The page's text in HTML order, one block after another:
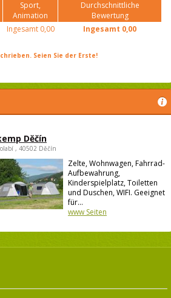
Sport,
Animation
Durchschnittliche
Bewertung
Ingesamt0,00 Ingesamt 0,00
Seien Sie der Erste!
Děčín
, 40502 Děčín
Zelte, Wohnwagen, Fahrrad-
Aufbewahrung,
Kinderspielplatz, Toiletten
und Duschen, WIFI. Geeignet
für...
www Seiten